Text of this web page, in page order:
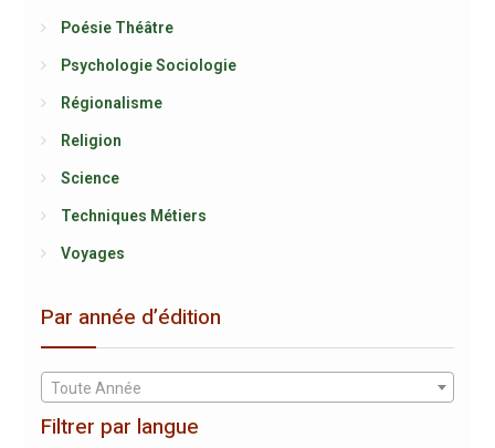
Poésie Théâtre
Psychologie Sociologie
Régionalisme
Religion
Science
Techniques Métiers
Voyages
Par année d’édition
Toute Année
Filtrer par langue